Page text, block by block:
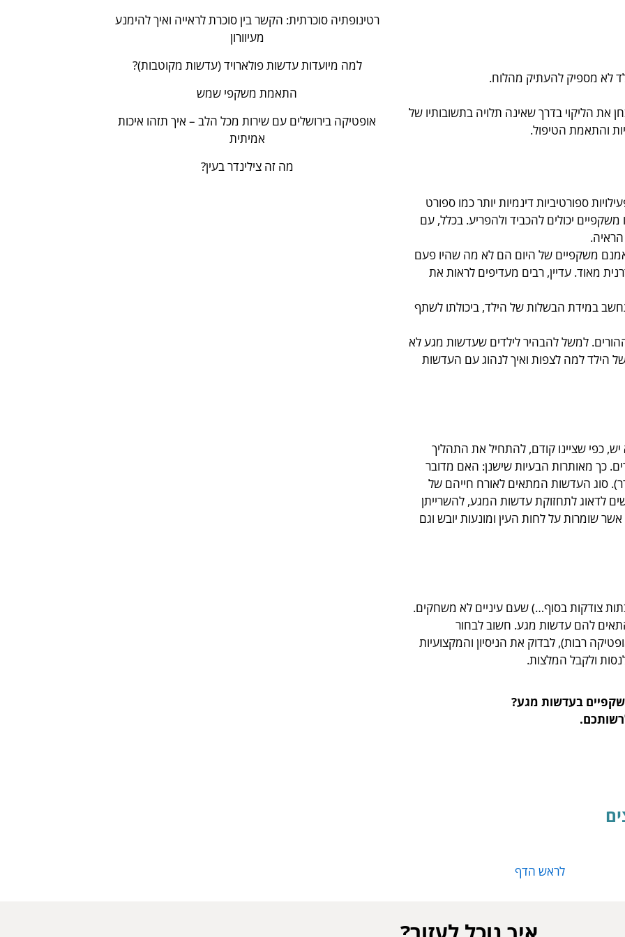
לא מספיק להעתיק מהלוח.
על מנת לאבחן את הליקוי בדרך שאינה תלויה בתשובותיו של
ספורטיביות דינמיות יותר כמו ספורט
יכולים להכביד ולהפריע. בכלל, עם
אמנם משקפיים של היום הם לא מה שהיו פעם
מאוד. עדיין, רבים מעדיפים לראות את
במידת הבשלות של הילד, ביכולתו לשתף
למשל להבהיר לילדים שעדשות מגע לא
של הילד למה לצפות ואיך לנהוג עם העדשות
כפי שציינו קודם, להתחיל את התהליך
כך מאותרות הבעיות שישנן: האם מדובר
סוג העדשות המתאים לאורח חייהם של
לדאוג לתחזוקת עדשות המגע, להשרייתן
שומרות על לחות העין ומונעות יובש וגם
צודקות בסוף…) שעם עיניים לא משחקים.
להם עדשות מגע. חשוב לבחור
רבות), לבדוק את הניסיון והמקצועיות
ולקבל המלצות.
בעדשות מגע?
רטינופתיה סוכרתית: הקשר בין סוכרת לראייה ואיך להימנע
מעיוורון
למה מיועדות עדשות פולארויד (עדשות מקוטבות)?
התאמת משקפי שמש
אופטיקה בירושלים עם שירות מכל הלב – איך תזהו איכות
אמיתית
מה זה צילינדר בעין?
לראש הדף